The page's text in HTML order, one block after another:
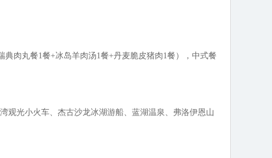
肉丸餐1餐+冰岛羊肉汤1餐+丹麦脆皮猪肉1餐），中式餐
观光小火车、杰古沙龙冰湖游船、蓝湖温泉、弗洛伊恩山